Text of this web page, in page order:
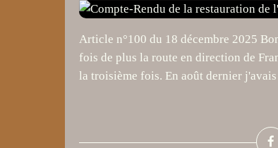
Article n°100 du 18 décembre 2025
fois de plus la route en direction de
la troisième fois. En août dernier j'avais